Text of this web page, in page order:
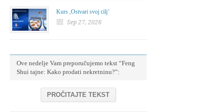
Kurs ,Ostvari svoj cilj’
Sep 27, 2026
Ove nedelje Vam preporučujemo tekst “Feng
Shui tajne: Kako prodati nekretninu?”:
PROČITAJTE TEKST